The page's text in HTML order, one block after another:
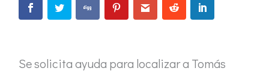
Se solicita ayuda para localizar a Tomás